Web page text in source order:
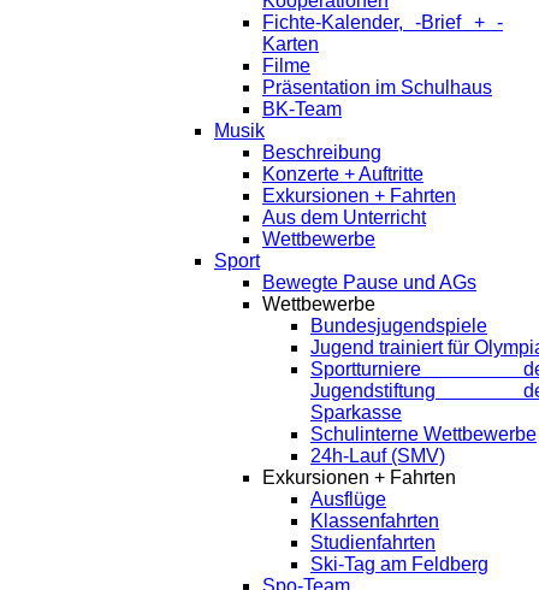
Fichte-Kalender, -Brief + -
Karten
Filme
Präsentation im Schulhaus
BK-Team
Musik
Beschreibung
Konzerte + Auftritte
Exkursionen + Fahrten
Aus dem Unterricht
Wettbewerbe
Sport
Bewegte Pause und AGs
Wettbewerbe
Bundesjugendspiele
Jugend trainiert für
Sportturniere
Jugendstiftung
Sparkasse
Schulinterne Wettbewerbe
24h-Lauf (SMV)
Exkursionen + Fahrten
Ausflüge
Klassenfahrten
Studienfahrten
Ski-Tag am Feldberg
Spo-Team